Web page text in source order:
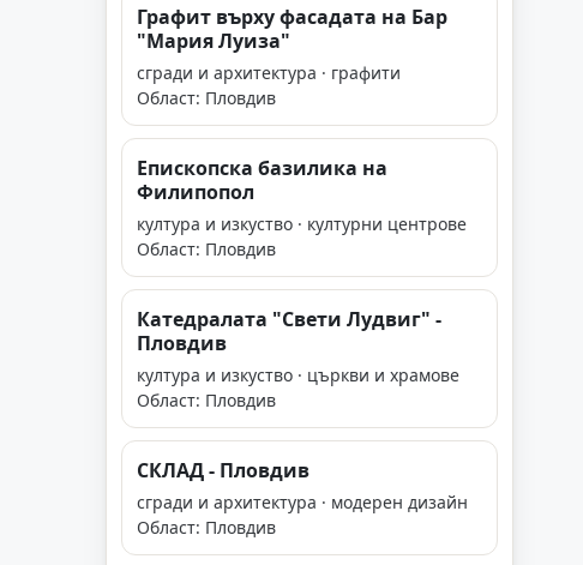
Графит върху фасадата на Бар
"Мария Луиза"
сгради и архитектура · графити
Област: Пловдив
Епископска базилика на
Филипопол
култура и изкуство · културни центрове
Област: Пловдив
Катедралата "Свети Лудвиг" -
Пловдив
култура и изкуство · църкви и храмове
Област: Пловдив
СКЛАД - Пловдив
сгради и архитектура · модерен дизайн
Област: Пловдив